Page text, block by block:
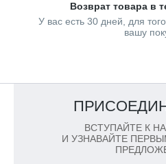
Возврат товара в
У вас есть 30 дней, для
вашу
ВСТУПАЙТЕ К
И УЗНАВАЙТЕ